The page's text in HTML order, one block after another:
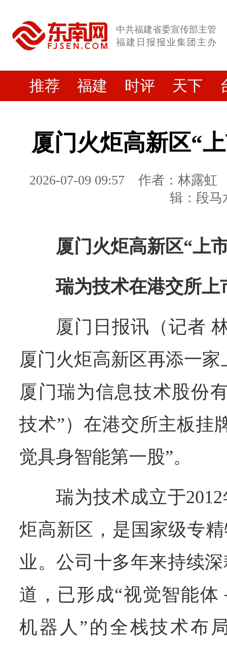
中共福建省委宣传部主管
福建日报报业集团主办
推荐 福建 时评 天下
厦门火炬高新区“
2026-07-09 09:57
作者：林露虹
辑：段马
厦门火炬高新区“上
瑞为技术在港交所上
厦门日报讯（记者
厦门火炬高新区再添一
厦门瑞为信息技术股份
技术”）在港交所主板挂
觉具身智能第一股”。
瑞为技术成立于
炬高新区，是国家级专
业。公司十多年来持续
道，已形成“视觉智能
机器人”的全栈技术布